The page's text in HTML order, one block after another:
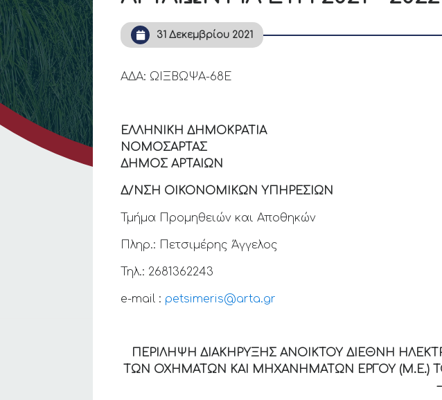
31 Δεκεμβρίου 2021
ΑΔΑ: ΩΙΞΒΩΨΑ-68Ε
ΕΛΛΗΝΙΚΗ ΔΗΜΟΚΡΑΤΙΑΆρτα:
ΔΗΜΟΣ
Δ/ΝΣΗ ΟΙΚΟΝΟΜΙΚΩΝ ΥΠΗΡΕΣΙΩΝ
Τμήμα Προμηθειών και Αποθηκών
Πληρ.: Πετσιμέρης Άγγελος
Τηλ.: 2681362243
e-mail : petsimeris@arta.gr
ΠΕΡΙΛΗΨΗ ΔΙΑΚΗΡΥΞΗΣ ΑΝΟΙΚΤΟΥ ΔΙΕΘΝΗ
ΤΩΝ ΟΧΗΜΑΤΩΝ ΚΑΙ ΜΗΧΑΝΗΜΑΤΩΝ ΕΡΓΟΥ (Μ.Ε.)